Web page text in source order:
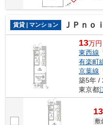
賃貸 | マンション ＪＰｎｏ
13万円
東西線
有楽町
京葉線
築5年 /
東京都
13
敷